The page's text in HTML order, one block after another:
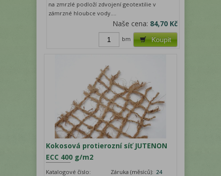
na zmrzlé podloží zdvojení geotextilie v
zámrzné hloubce vody....
Naše cena: 84,70 Kč
Koupit
bm
Kokosová protierozní síť JUTENON
ECC 400 g/m2
Katalogové číslo:
Záruka (měsíců): 24